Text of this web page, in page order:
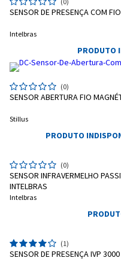
SENSOR DE PRESENÇA COM
Intelbras
PRODUTO
(0)
SENSOR ABERTURA FIO
Stillus
PRODUTO
(0)
SENSOR INFRAVERMELHO
INTELBRAS
Intelbras
(1)
SENSOR DE PRESENÇA IVP